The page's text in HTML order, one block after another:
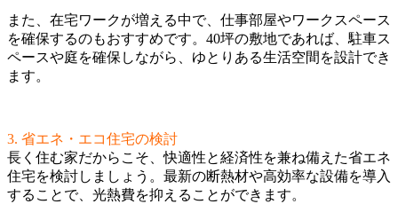
また、在宅ワークが増える中で、仕事部屋やワークスペース
を確保するのもおすすめです。40坪の敷地であれば、駐車ス
ペースや庭を確保しながら、ゆとりある生活空間を設計でき
ます。
3. 省エネ・エコ住宅の検討
長く住む家だからこそ、快適性と経済性を兼ね備えた省エネ
住宅を検討しましょう。最新の断熱材や高効率な設備を導入
することで、光熱費を抑えることができます。